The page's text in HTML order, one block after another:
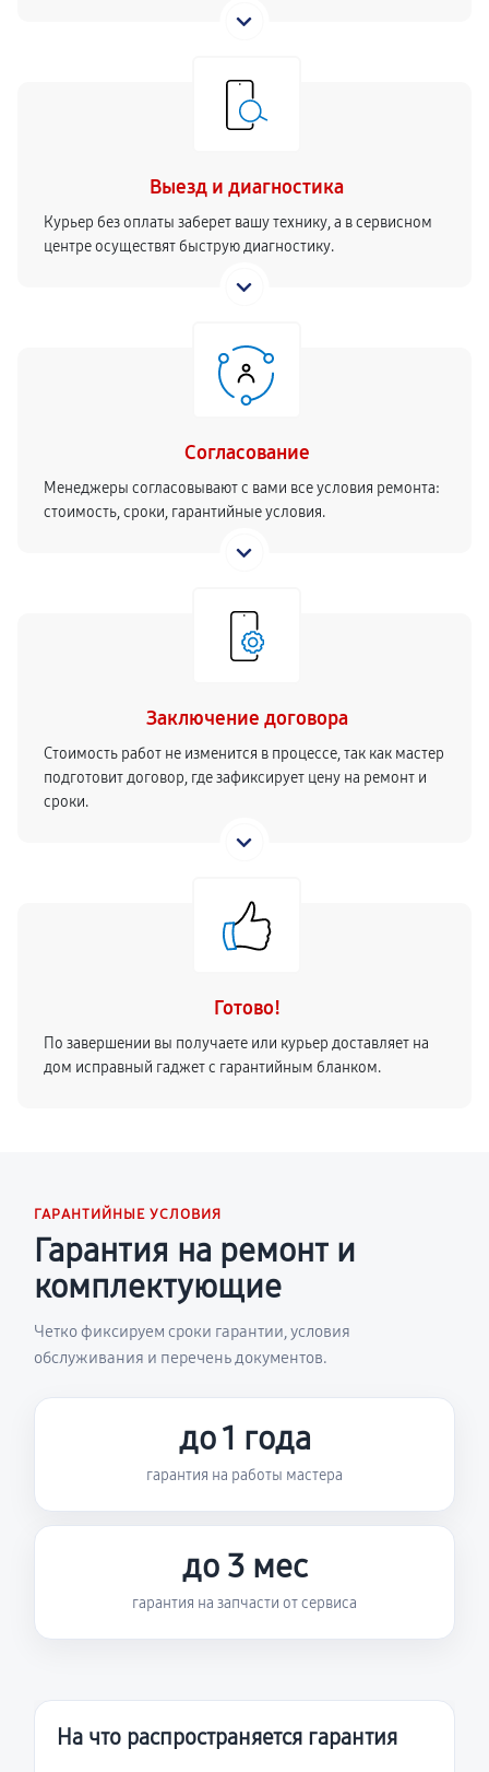
Выезд и диагностика
Курьер без оплаты заберет вашу технику, а в сервисном
центре осуществят быструю диагностику.
Согласование
Менеджеры согласовывают с вами все условия ремонта:
стоимость, сроки, гарантийные условия.
Заключение договора
Стоимость работ не изменится в процессе, так как мастер
подготовит договор, где зафиксирует цену на ремонт и
сроки.
Готово!
По завершении вы получаете или курьер доставляет на
дом исправный гаджет с гарантийным бланком.
ГАРАНТИЙНЫЕ УСЛОВИЯ
Гарантия на ремонт и
комплектующие
Четко фиксируем сроки гарантии, условия
обслуживания и перечень документов.
до 1 года
гарантия на работы мастера
до 3 мес
гарантия на запчасти от сервиса
На что распространяется гарантия